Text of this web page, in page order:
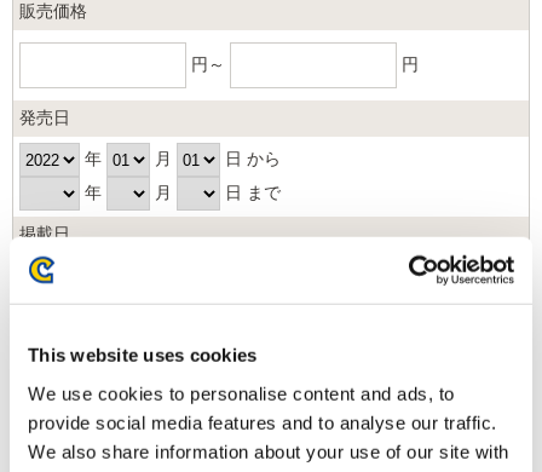
This website uses cookies
We use cookies to personalise content and ads, to
provide social media features and to analyse our traffic.
We also share information about your use of our site with
販売価格
円～ 円
発売日
年 月
日 から
年
月 日 まで
掲載日